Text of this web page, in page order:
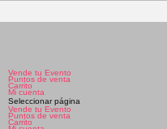
Vende tu Evento
Puntos de venta
Carrito
Mi cuenta
Seleccionar página
Vende tu Evento
Puntos de venta
Carrito